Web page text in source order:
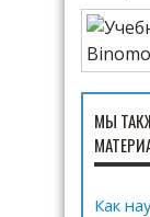
МЫ
Как